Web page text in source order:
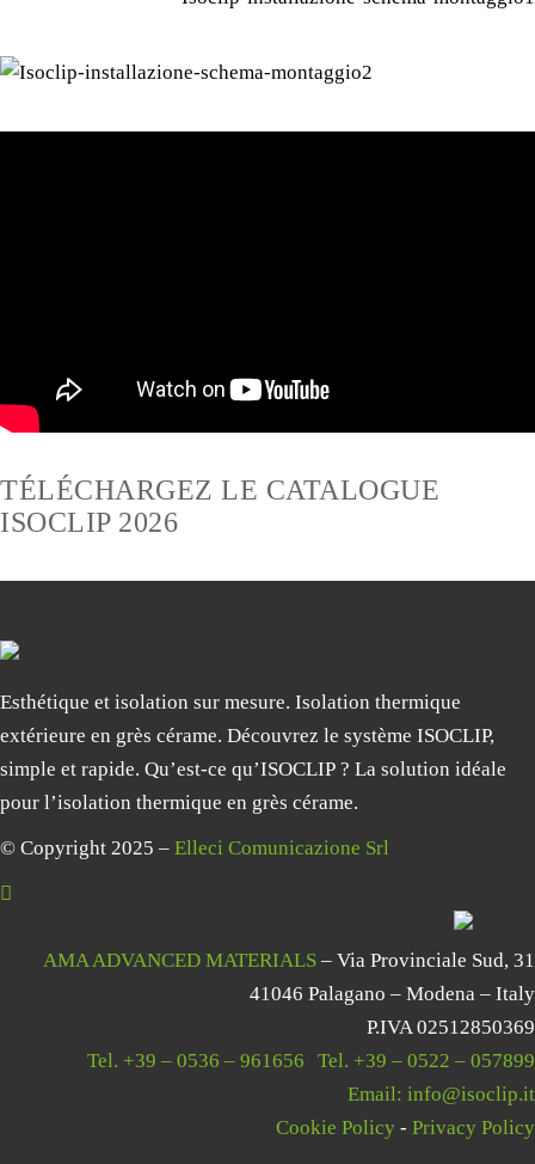
TÉLÉCHARGEZ LE CATALOGUE
ISOCLIP 2026
Esthétique et isolation sur mesure. Isolation thermique
extérieure en grès cérame. Découvrez le système ISOCLIP,
simple et rapide. Qu’est-ce qu’ISOCLIP ? La solution idéale
pour l’isolation thermique en grès cérame.
© Copyright 2025 – Elleci Comunicazione Srl
AMA ADVANCED MATERIALS – Via Provinciale Sud, 31
41046 Palagano – Modena – Italy
P.IVA 02512850369
Tel. +39 – 0536 – 961656 Tel. +39 – 0522 – 057899
Email: info@isoclip.it
Cookie Policy - Privacy Policy